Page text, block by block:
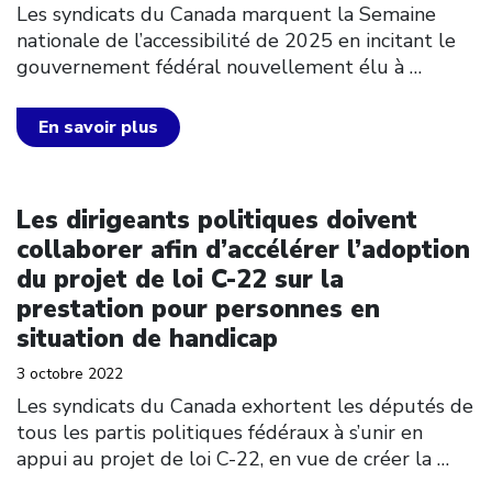
Les syndicats du Canada marquent la Semaine
nationale de l’accessibilité de 2025 en incitant le
gouvernement fédéral nouvellement élu à …
En savoir plus
Les dirigeants politiques doivent
collaborer afin d’accélérer l’adoption
du projet de loi C-22 sur la
prestation pour personnes en
situation de handicap
3 octobre 2022
Les syndicats du Canada exhortent les députés de
tous les partis politiques fédéraux à s’unir en
appui au projet de loi C-22, en vue de créer la …